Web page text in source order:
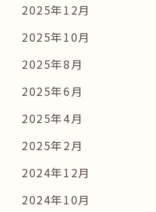
2025年12月
2025年10月
2025年8月
2025年6月
2025年4月
2025年2月
2024年12月
2024年10月